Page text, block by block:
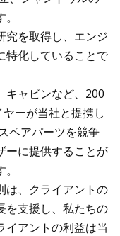
究を取得し、エンジ
特化していることで
キャビンなど、200
ーが当社と提携し
ペアパーツを競争
ーに提供することが
は、クライアントの
を支援し、私たちの
イアントの利益は当